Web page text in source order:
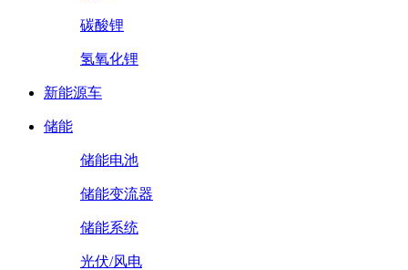
碳酸锂
氢氧化锂
新能源车
储能
储能电池
储能变流器
储能系统
光伏/风电